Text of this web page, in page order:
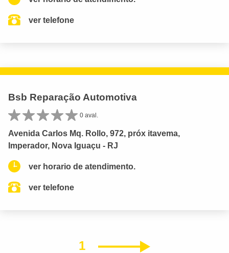
ver telefone
Bsb Reparação Automotiva
0 aval.
Avenida Carlos Mq. Rollo, 972, próx itavema,
Imperador, Nova Iguaçu - RJ
ver horario de atendimento.
ver telefone
1 Próximo